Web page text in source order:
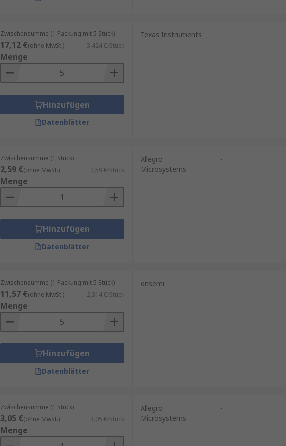
Zwischensumme (1 Packung mit 5 Stück)
17,12 €(ohne MwSt.) 3,424 €/Stück
Menge
Hinzufügen
Datenblätter
Texas Instruments -
Zwischensumme (1 Stück)
2,59 €(ohne MwSt.) 2,59 €/Stück
Menge
Hinzufügen
Datenblätter
Allegro
Microsystems
-
Zwischensumme (1 Packung mit 5 Stück)
11,57 €(ohne MwSt.) 2,314 €/Stück
Menge
Hinzufügen
Datenblätter
onsemi -
Zwischensumme (1 Stück)
3,05 €(ohne MwSt.) 3,05 €/Stück
Menge
Allegro
Microsystems
-